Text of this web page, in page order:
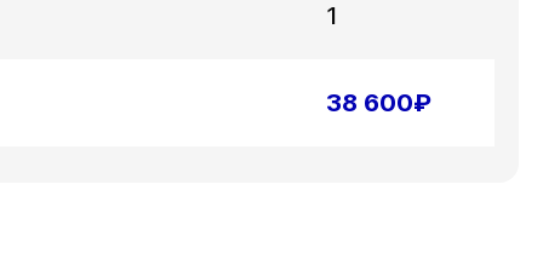
1
38 600₽